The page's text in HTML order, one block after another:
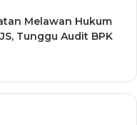
Melawan Hukum
Tunggu Audit BPK